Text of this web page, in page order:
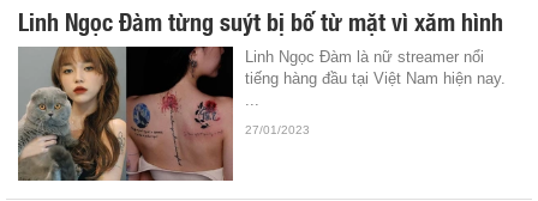
Linh Ngọc Đàm từng suýt bị bố từ mặt vì xăm hình
Linh Ngọc Đàm là nữ streamer nổi
tiếng hàng đầu tại Việt Nam hiện nay.
27/01/2023